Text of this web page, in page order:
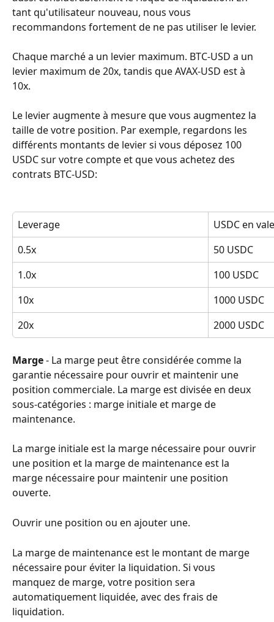
tant qu'utilisateur nouveau, nous vous
recommandons fortement de ne pas utiliser le levier.
Chaque marché a un levier maximum. BTC-USD a un
levier maximum de 20x, tandis que AVAX-USD est à
10x.
Le levier augmente à mesure que vous augmentez la
taille de votre position. Par exemple, regardons les
différents montants de levier si vous déposez 100
USDC sur votre compte et que vous achetez des
contrats BTC-USD:
Leverage
USDC en
0.5x
50 USDC
1.0x
100 USDC
10x
1000 USDC
20x
2000 USDC
Marge - La marge peut être considérée comme la
garantie nécessaire pour ouvrir et maintenir une
position commerciale. La marge est divisée en deux
sous-catégories : marge initiale et marge de
maintenance.
La marge initiale est la marge nécessaire pour ouvrir
une position et la marge de maintenance est la
marge nécessaire pour maintenir une position
ouverte.
Ouvrir une position ou en ajouter une.
La marge de maintenance est le montant de marge
nécessaire pour éviter la liquidation. Si vous
manquez de marge, votre position sera
automatiquement liquidée, avec des frais de
liquidation.